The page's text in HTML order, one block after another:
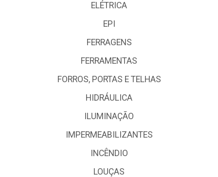
ELÉTRICA
EPI
FERRAGENS
FERRAMENTAS
FORROS, PORTAS E TELHAS
HIDRÁULICA
ILUMINAÇÃO
IMPERMEABILIZANTES
INCÊNDIO
LOUÇAS